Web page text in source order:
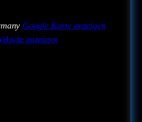
Google Karte anzeigen
anzeigen